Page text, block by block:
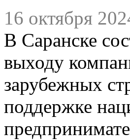
16 октября
В Саранске
выходу
зарубежных
поддержке